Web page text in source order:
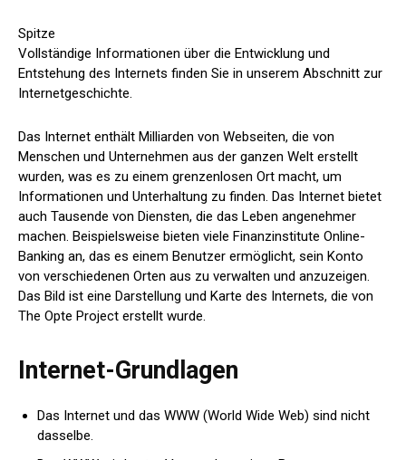
Spitze
Vollständige Informationen über die Entwicklung und
Entstehung des Internets finden Sie in unserem Abschnitt zur
Internetgeschichte.
Das Internet enthält Milliarden von Webseiten, die von
Menschen und Unternehmen aus der ganzen Welt erstellt
wurden, was es zu einem grenzenlosen Ort macht, um
Informationen und Unterhaltung zu finden. Das Internet bietet
auch Tausende von Diensten, die das Leben angenehmer
machen. Beispielsweise bieten viele Finanzinstitute Online-
Banking an, das es einem Benutzer ermöglicht, sein Konto
von verschiedenen Orten aus zu verwalten und anzuzeigen.
Das Bild ist eine Darstellung und Karte des Internets, die von
The Opte Project erstellt wurde.
Internet-Grundlagen
Das Internet und das WWW (World Wide Web) sind nicht
dasselbe.